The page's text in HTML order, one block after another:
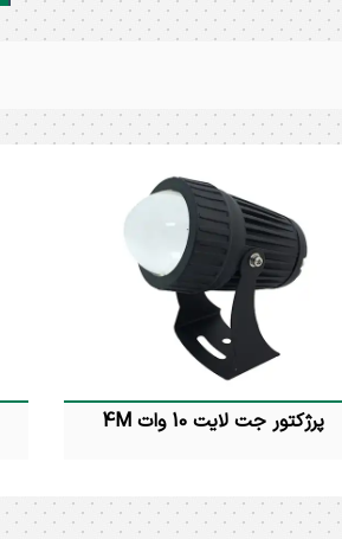
پرژکتور جت لایت 10 وات 4M
پرژکتور جت لایت 10 وات 4M توان
مصرفی : 10 وات درجه حفاظت : IP65